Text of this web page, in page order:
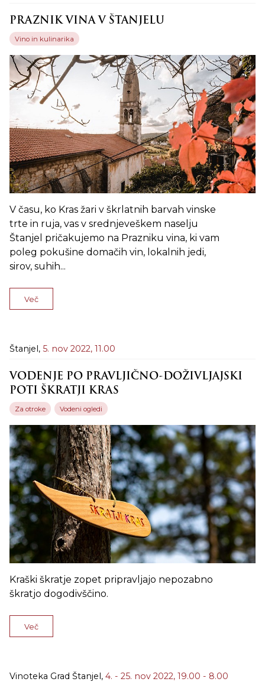
PRAZNIK VINA V ŠTANJELU
Vino in kulinarika
V času, ko Kras žari v škrlatnih barvah vinske
trte in ruja, vas v srednjeveškem naselju
Štanjel pričakujemo na Prazniku vina, ki vam
poleg pokušine domačih vin, lokalnih jedi,
sirov, suhih...
Več
Štanjel, 5. nov 2022, 11.00
VODENJE PO PRAVLJIČNO-DOŽIVLJAJSKI
POTI ŠKRATJI KRAS
Za otroke Vodeni ogledi
Kraški škratje zopet pripravljajo nepozabno
škratjo dogodivščino.
Več
Vinoteka Grad Štanjel, 4. - 25. nov 2022, 19.00 - 8.00